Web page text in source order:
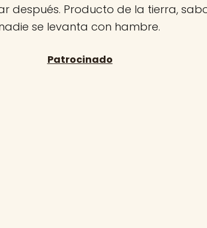
después. Producto de la tierra,
se levanta con hambre.